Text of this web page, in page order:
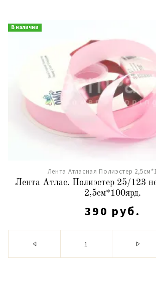
В наличии
Лента Атласная Полиэстер
Лента Атлас. Полиэстер 25/123
2,5см*100ярд.
390 руб.